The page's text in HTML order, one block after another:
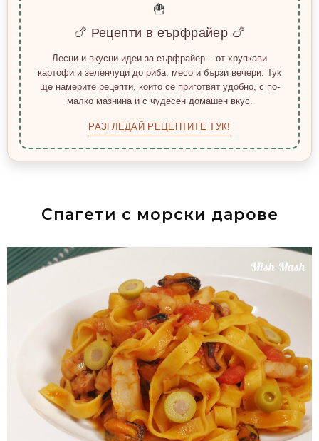
🍟
🍗 Рецепти в еърфрайер 🍗
Лесни и вкусни идеи за еърфрайер – от хрупкави
картофи и зеленчуци до риба, месо и бързи вечери. Тук
ще намерите рецепти, които се приготвят удобно, с по-
малко мазнина и с чудесен домашен вкус.
РАЗГЛЕДАЙ РЕЦЕПТИТЕ ТУК!
Спагети с морски дарове